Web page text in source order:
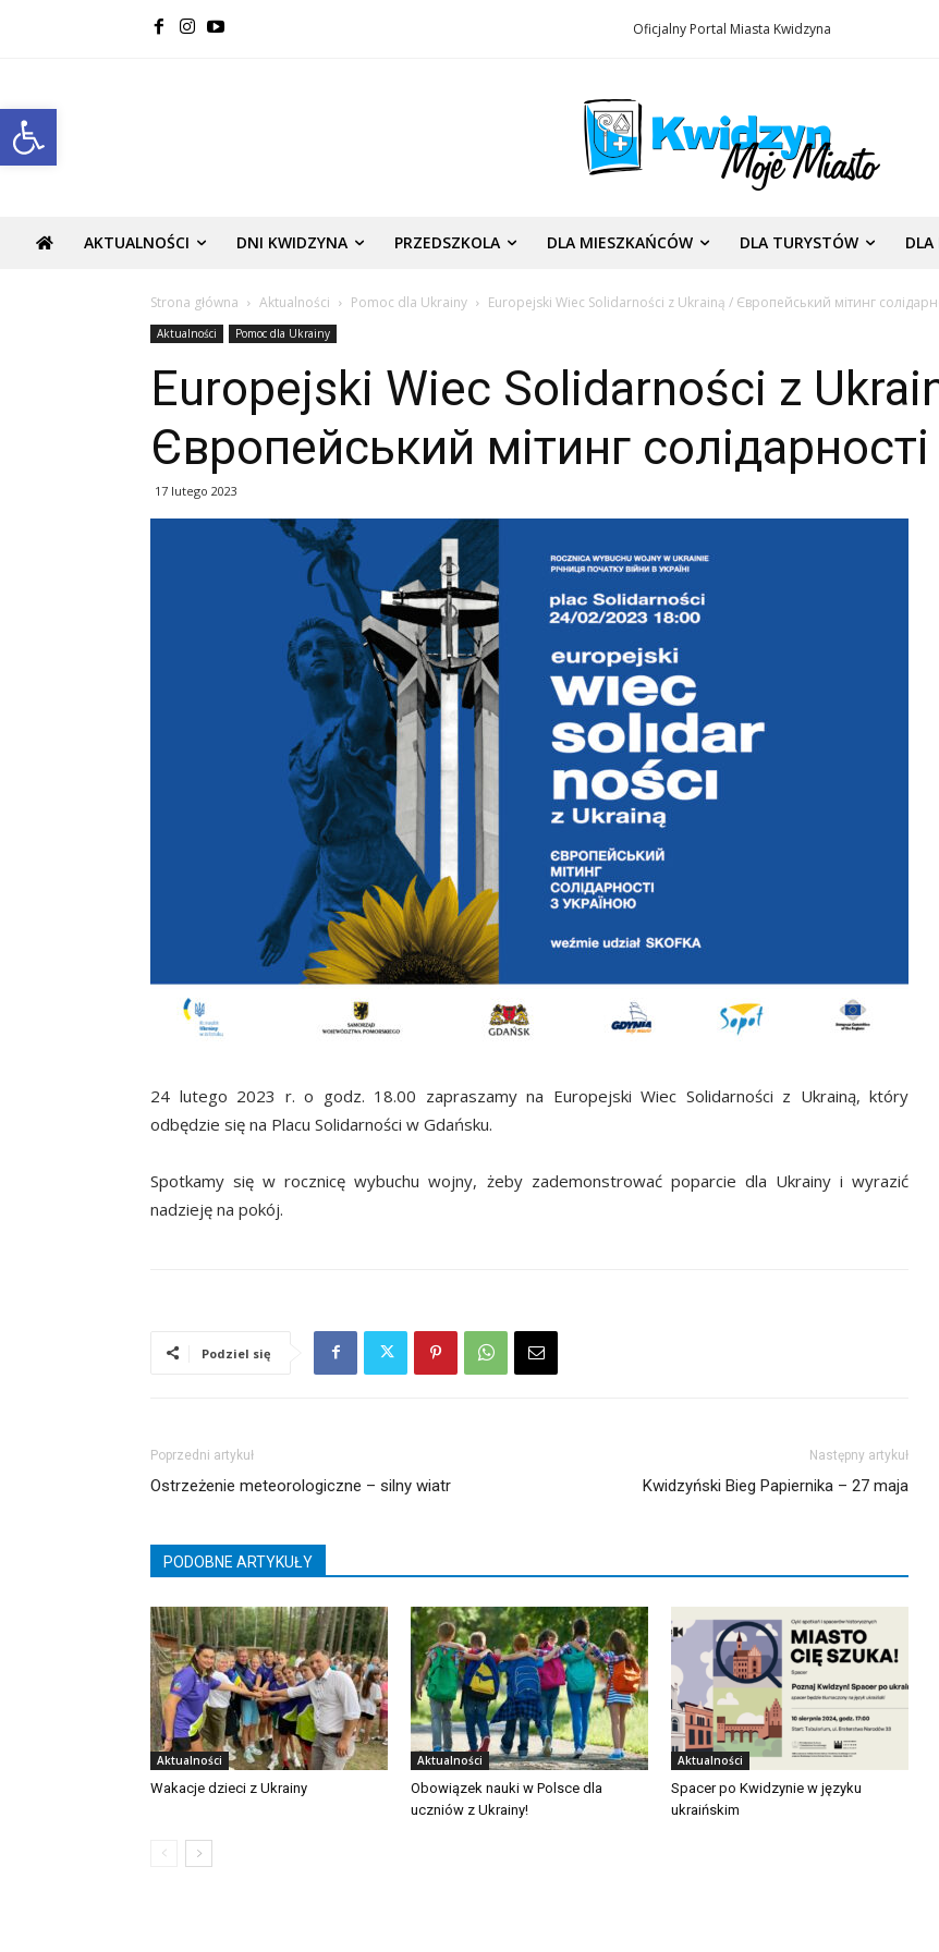
Open toolbar
Oficjalny Portal Miasta Kwidzyna
AKTUALNOŚCI DNI KWIDZYNA PRZEDSZKOLA DLA MIESZKAŃCÓW DLA TURYSTÓW DLA
Strona główna Aktualności Pomoc dla Ukrainy Europejski Wiec Solidarności z Ukrainą / Європейський мітинг
Aktualności Pomoc dla Ukrainy
Europejski Wiec Solidarności z
Європейський мітинг
17 lutego 2023
24 lutego 2023 r. o godz. 18.00 zapraszamy na Europejski Wiec Solidarności z Ukrainą, który
odbędzie się na Placu Solidarności w Gdańsku.
Spotkamy się w rocznicę wybuchu wojny, żeby zademonstrować poparcie dla Ukrainy i wyrazić
nadzieję na pokój.
Podziel się
Poprzedni artykuł
Ostrzeżenie meteorologiczne – silny wiatr
Następny artykuł
Kwidzyński Bieg Papiernika – 27 maja
PODOBNE ARTYKUŁY
Aktualności
Wakacje dzieci z Ukrainy
Aktualności
Obowiązek nauki w Polsce dla
uczniów z Ukrainy!
Aktualności
Spacer po Kwidzynie w języku
ukraińskim